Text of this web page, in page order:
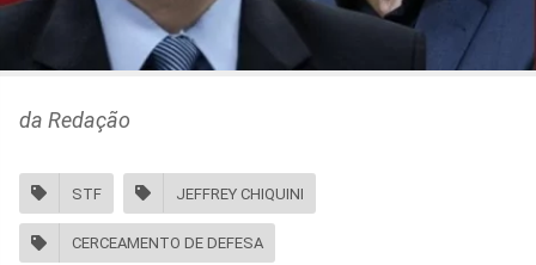
da Redação
STF JEFFREY CHIQUINI
CERCEAMENTO DE DEFESA